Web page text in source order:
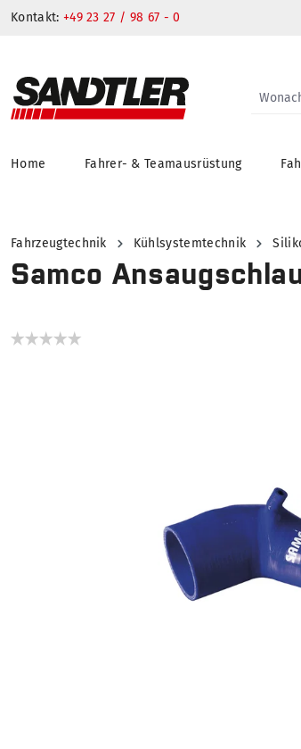
Kontakt: +49 23 27 / 98 67 - 0
Home Fahrer- & Teamausrüstung
Fahrzeugtechnik Kühlsystemtechnik
Samco